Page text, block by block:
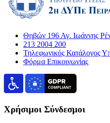
Θηβών 196 Αγ. Ιωάννης
213 2004 200
Τηλεφωνικός Κατάλογος
Φόρμα Επικοινωνίας
Χρήσιμοι Σύνδεσμοι